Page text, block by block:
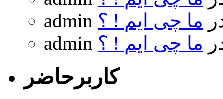
admin ما چی ایم ! ؟
admin ما چی ایم ! ؟
کاربرحاضر